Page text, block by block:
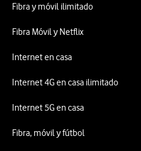
Fibra y móvil ilimitado
Fibra Móvil y Netflix
Internet en casa
Internet 4G en casa ilimitado
Internet 5G en casa
Fibra, móvil y fútbol